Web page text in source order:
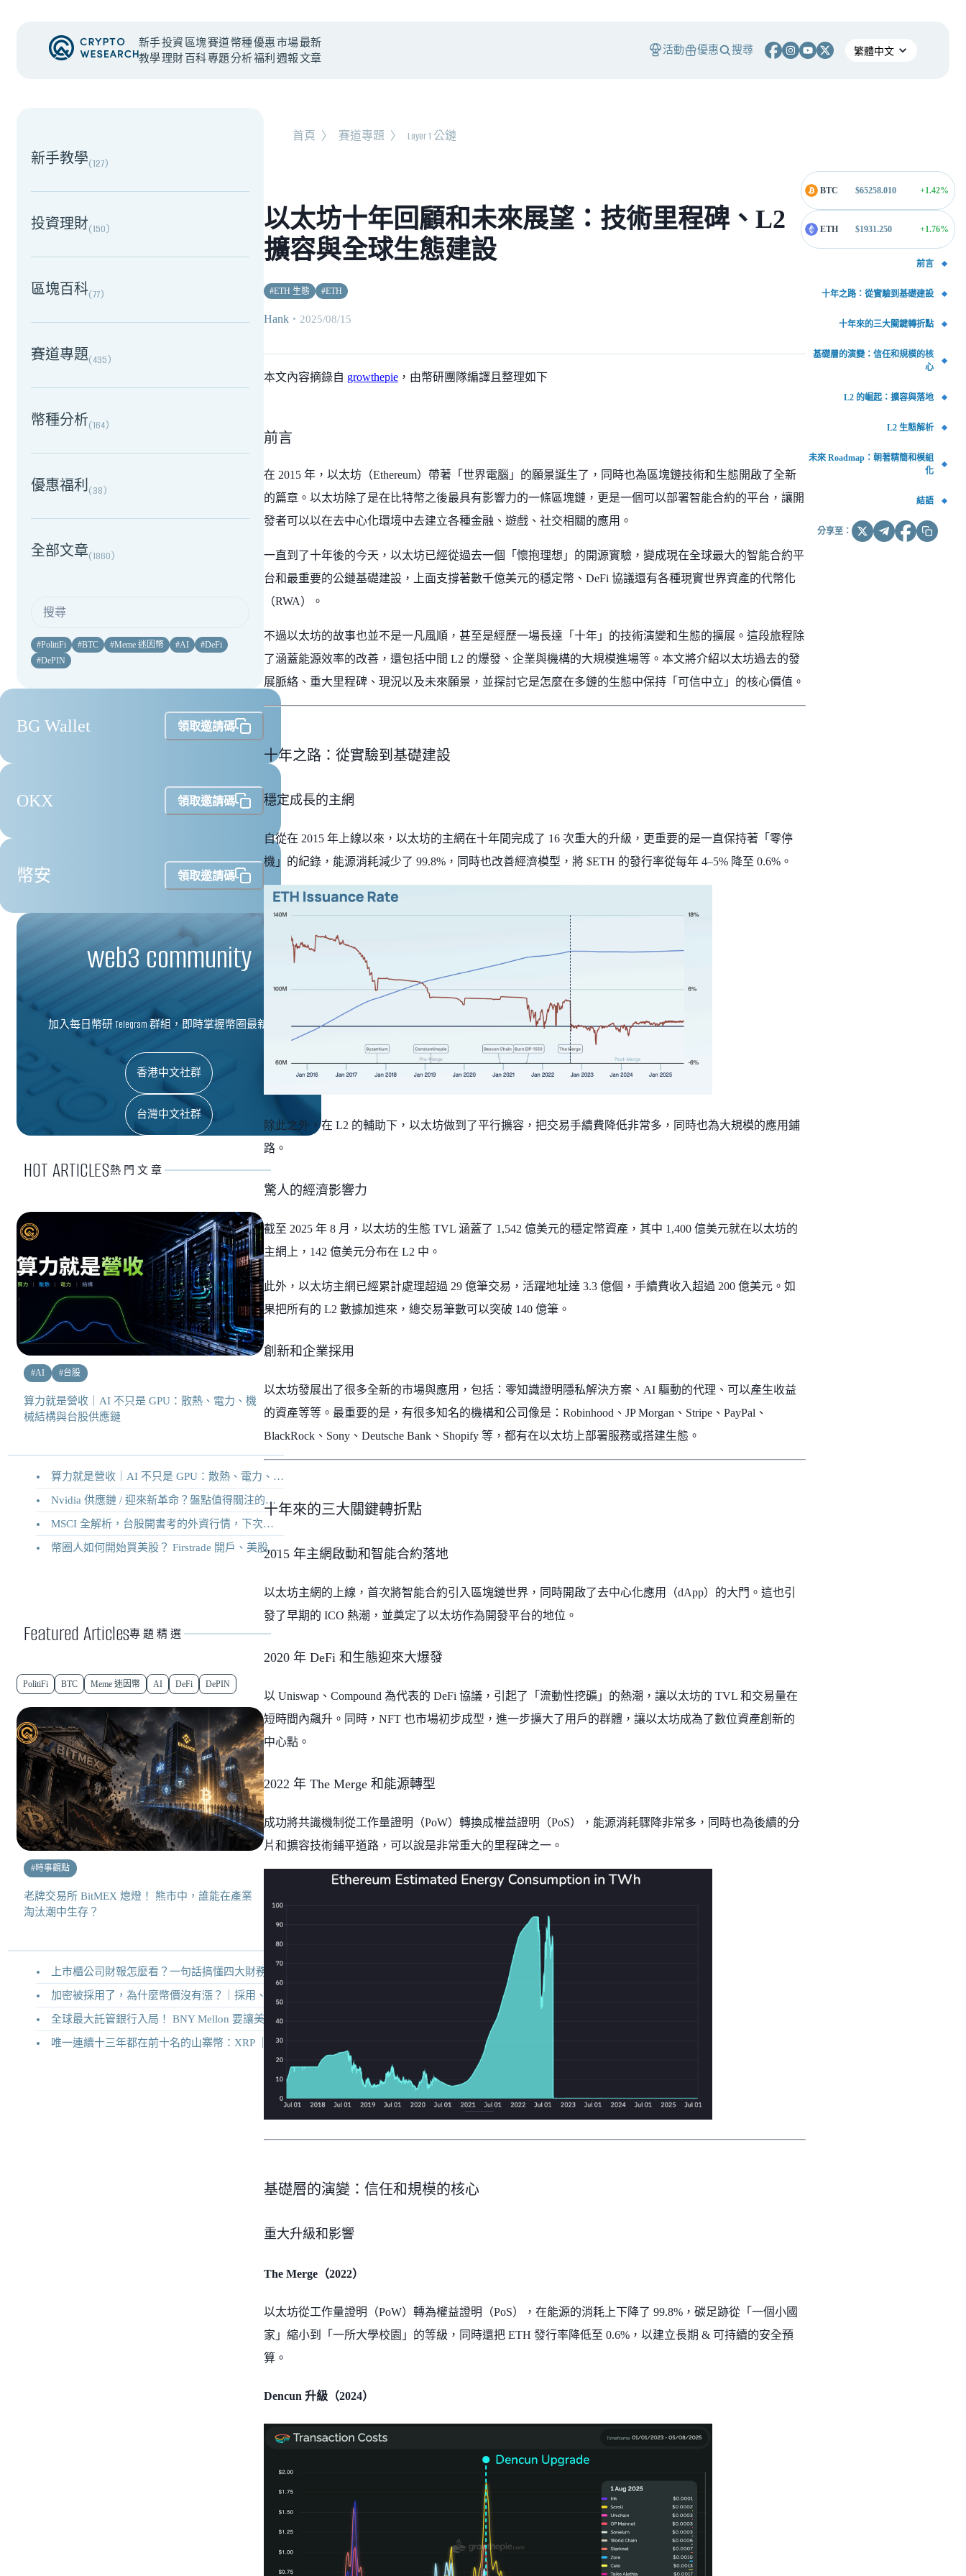
新手
教學
投資
理財
區塊
百科
賽道
專題
幣種
分析
優惠
福利
市場
週報
最新
文章
活動 優惠 搜尋
NEW EVENT
新手教學(127)
投資理財(150)
區塊百科(77)
賽道專題(435)
幣種分析(164)
優惠福利(38)
全部文章(1860)
#PolitiFi #BTC #Meme 迷因幣 #AI #DeFi
#DePIN
BG Wallet 領取邀請碼
OKX 領取邀請碼
幣安 領取邀請碼
web3 community
加入每日幣研 Telegram 群組，即時掌握幣圈最新資訊
香港中文社群
台灣中文社群
HOT ARTICLES熱門文章
#AI #台股
算力就是營收｜AI 不只是 GPU：散熱、電力、機
械結構與台股供應鏈
算力就是營收｜AI 不只是 GPU：散熱、電力、機械結構與台股供應鏈
Nvidia 供應鏈 / 迎來新革命？盤點值得關注的二十家供應鏈企業
MSCI 全解析，台股開書考的外資行情，下次調整你準備好了嗎？
幣圈人如何開始買美股？ Firstrade 開戶、美股交易機制完整教學
Featured Articles專題精選
PolitiFi BTC Meme 迷因幣 AI DeFi DePIN
#時事觀點
老牌交易所 BitMEX 熄燈！ 熊市中，誰能在產業
淘汰潮中生存？
上市櫃公司財報怎麼看？一句話搞懂四大財務報表
加密被採用了，為什麼幣價沒有漲？｜採用、收入與代幣價值捕獲
全球最大託管銀行入局！ BNY Mellon 要讓美債交易 24/7 不打烊
唯一連續十三年都在前十名的山寨幣：XRP ｜Ripple 2026 介紹
首頁 〉 賽道專題 〉 Layer 1 公鏈
以太坊十年回顧和未來展望：技術里程碑、L2
擴容與全球生態建設
#ETH 生態 #ETH
Hank ・ 2025/08/15
本文內容摘錄自 growthepie ，由幣研團隊編譯且整理如下
前言
在 2015 年，以太坊（Ethereum）帶著「世界電腦」的願景誕生了，同時也為區塊鏈技術和生態開啟了全新
的篇章。以太坊除了是在比特幣之後最具有影響力的一條區塊鏈，更是一個可以部署智能合約的平台，讓開
發者可以以在去中心化環境中去建立各種金融、遊戲、社交相關的應用。
一直到了十年後的今天，以太坊已經從過去一個「懷抱理想」的開源實驗，變成現在全球最大的智能合約平
台和最重要的公鏈基礎建設，上面支撐著數千億美元的穩定幣、DeFi 協議還有各種現實世界資產的代幣化
（RWA）。
不過以太坊的故事也並不是一凡風順，甚至是經歷一場長達「十年」的技術演變和生態的擴展。這段旅程除
了涵蓋能源效率的改善，還包括中間 L2 的爆發、企業與機構的大規模進場等。本文將介紹以太坊過去的發
展脈絡、重大里程碑、現況以及未來願景，並探討它是怎麼在多鏈的生態中保持「可信中立」的核心價值。
十年之路：從實驗到基礎建設
穩定成長的主網
自從在 2015 年上線以來，以太坊的主網在十年間完成了 16 次重大的升級，更重要的是一直保持著「零停
機」的紀錄，能源消耗減少了 99.8%，同時也改善經濟模型，將 $ETH 的發行率從每年 4–5% 降至 0.6%。
除此之外，在 L2 的輔助下，以太坊做到了平行擴容，把交易手續費降低非常多，同時也為大規模的應用鋪
路。
驚人的經濟影響力
截至 2025 年 8 月，以太坊的生態 TVL 涵蓋了 1,542 億美元的穩定幣資產，其中 1,400 億美元就在以太坊的
主網上，142 億美元分布在 L2 中。
此外，以太坊主網已經累計處理超過 29 億筆交易，活躍地址達 3.3 億個，手續費收入超過 200 億美元。如
果把所有的 L2 數據加進來，總交易筆數可以突破 140 億筆。
創新和企業採用
以太坊發展出了很多全新的市場與應用，包括：零知識證明隱私解決方案、AI 驅動的代理、可以產生收益
的資產等等。最重要的是，有很多知名的機構和公司像是：Robinhood、JP Morgan、Stripe、PayPal、
BlackRock、Sony、Deutsche Bank、Shopify 等，都有在以太坊上部署服務或搭建生態。
十年來的三大關鍵轉折點
2015 年主網啟動和智能合約落地
以太坊主網的上線，首次將智能合約引入區塊鏈世界，同時開啟了去中心化應用（dApp）的大門。這也引
發了早期的 ICO 熱潮，並奠定了以太坊作為開發平台的地位。
2020 年 DeFi 和生態迎來大爆發
以 Uniswap、Compound 為代表的 DeFi 協議，引起了「流動性挖礦」的熱潮，讓以太坊的 TVL 和交易量在
短時間內飆升。同時，NFT 也市場初步成型，進一步擴大了用戶的群體，讓以太坊成為了數位資產創新的
中心點。
2022 年 The Merge 和能源轉型
成功將共識機制從工作量證明（PoW）轉換成權益證明（PoS），能源消耗驟降非常多，同時也為後續的分
片和擴容技術鋪平道路，可以說是非常重大的里程碑之一。
基礎層的演變：信任和規模的核心
重大升級和影響
The Merge（2022）
以太坊從工作量證明（PoW）轉為權益證明（PoS），在能源的消耗上下降了 99.8%，碳足跡從「一個小國
家」縮小到「一所大學校園」的等級，同時還把 ETH 發行率降低至 0.6%，以建立長期 & 可持續的安全預
算。
Dencun 升級（2024）
BTC $65258.010 +1.42%
ETH $1931.250 +1.76%
前言
十年之路：從實驗到基礎建設
十年來的三大關鍵轉折點
基礎層的演變：信任和規模的核
心
L2 的崛起：擴容與落地
L2 生態解析
未來 Roadmap：朝著精簡和模組
化
結語
分享至：